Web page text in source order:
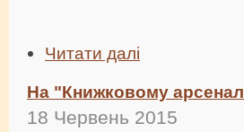
Читати далі
На "Книжковому
18 Червень 2015